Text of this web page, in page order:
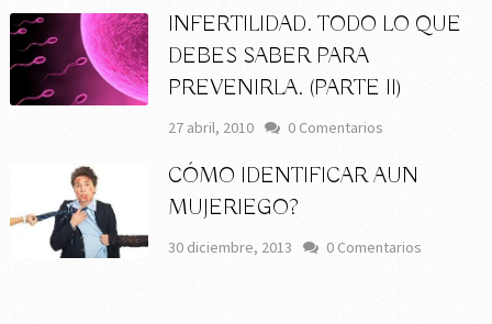
INFERTILIDAD. TODO LO QUE
DEBES SABER PARA
PREVENIRLA. (PARTE II)
27 abril, 2010 0 Comentarios
CÓMO IDENTIFICAR AUN
MUJERIEGO?
30 diciembre, 2013 0 Comentarios